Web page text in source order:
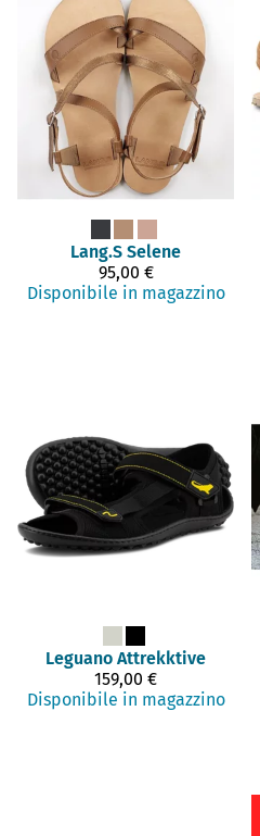
Lang.S Selene
95,00 €
Disponibile in magazzino
Leguano Attrekktive
159,00 €
Disponibile in magazzino